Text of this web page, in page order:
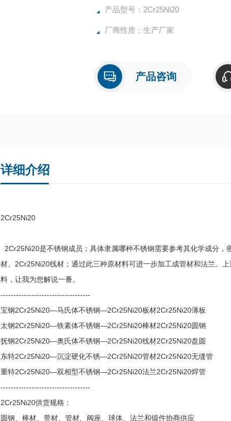
产品型号：2Cr25Ni20
厂商性质：生产厂家
产品咨询
详细介绍
2Cr25Ni20
2Cr25Ni20是不锈钢成员；具体隶属哪种不锈钢需要参考其化学成分
材、2Cr25Ni20线材；通过此三种原材料可进一步加工成管材和法兰。
料，让我为您解说一番。
-----------------------------------
宝钢2Cr25Ni20—马氏体不锈钢—2Cr25Ni20板材2Cr25Ni20薄板
太钢2Cr25Ni20—铁素体不锈钢—2Cr25Ni20棒材2Cr25Ni20圆钢
抚钢2Cr25Ni20—奥氏体不锈钢—2Cr25Ni20线材2Cr25Ni20盘圆
东特2Cr25Ni20—沉淀硬化不锈—2Cr25Ni20管材2Cr25Ni20无缝管
重特2Cr25Ni20—双相型不锈钢—2Cr25Ni20法兰2Cr25Ni20焊管
-----------------------------------
2Cr25Ni20供货规格：
圆钢、棒材、带材、管材、阀座、球体、法兰和锻件协商供应